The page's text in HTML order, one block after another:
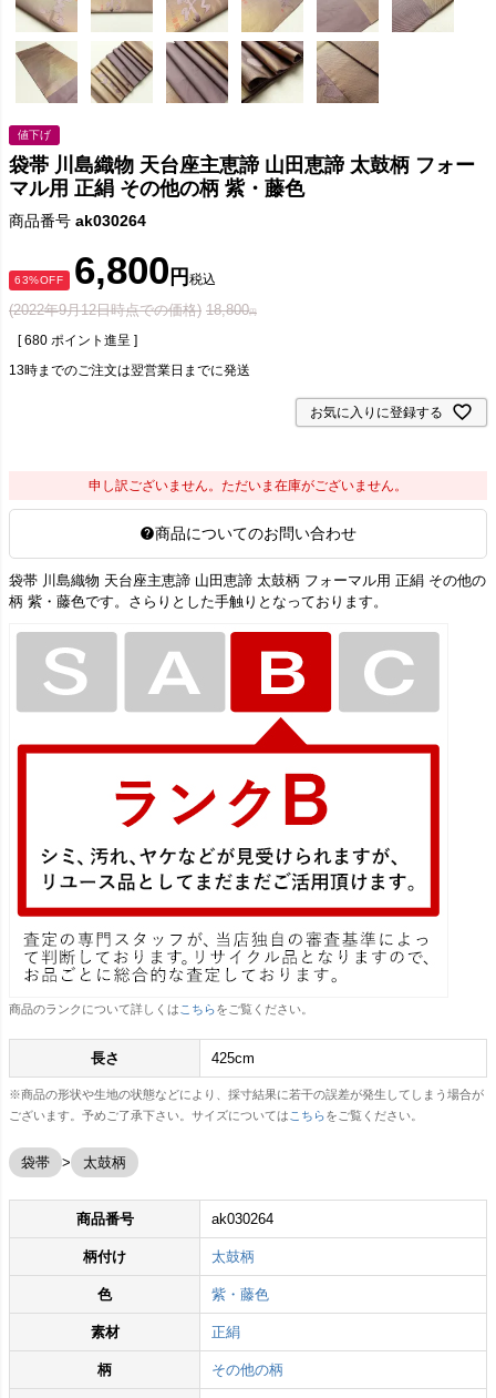
値下げ
袋帯 川島織物 天台座主恵諦 山田恵諦 太鼓柄 フォー
マル用 正絹 その他の柄 紫・藤色
商品番号 ak030264
(2022年9月12日時点での価格) 18,800
63%OFF 6,800 税込
[ 680 ポイント進呈 ]
13時までのご注文は翌営業日までに発送
お気に入りに登録する
申し訳ございません。ただいま在庫がございません。
商品についてのお問い合わせ
袋帯 川島織物 天台座主恵諦 山田恵諦 太鼓柄 フォーマル用 正絹 その他の
柄 紫・藤色です。さらりとした手触りとなっております。
商品のランクについて詳しくは こちらをご覧ください。
長さ 425cm
※商品の形状や生地の状態などにより、採寸結果に若干の誤差が発生してしまう場合が
ございます。予めご了承下さい。サイズについては こちらをご覧ください。
袋帯 太鼓柄
商品番号 ak030264
柄付け 太鼓柄
色 紫・藤色
素材 正絹
柄 その他の柄